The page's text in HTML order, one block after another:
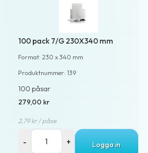
100 pack 7/G 230X340 mm
Format: 230 x 340 mm
Produktnummer: 139
100 påsar
279,00 kr
2,79 kr / påse
Logga in